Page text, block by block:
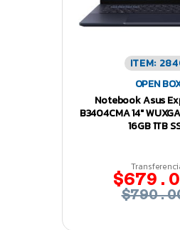
ITEM:
OPEN
Notebook Asus
B3404CMA 14″
16GB 1TB